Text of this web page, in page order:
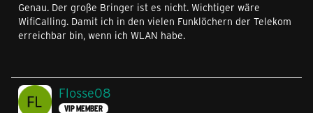
Genau. Der große Bringer ist es nicht. Wichtiger wäre
WifiCalling. Damit ich in den vielen Funklöchern der Telekom
erreichbar bin, wenn ich WLAN habe.
Flosse08
VIP MEMBER